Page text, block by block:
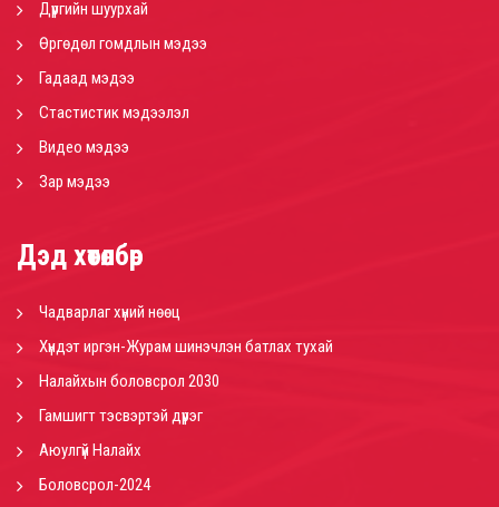
Дүүргийн шуурхай
Өргөдөл гомдлын мэдээ
Гадаад мэдээ
Стастистик мэдээлэл
Видео мэдээ
Зар мэдээ
Дэд хөтөлбөр
Чадварлаг хүний нөөц
Хүндэт иргэн-Журам шинэчлэн батлах тухай
Налайхын боловсрол 2030
Гамшигт тэсвэртэй дүүрэг
Аюулгүй Налайх
Боловсрол-2024